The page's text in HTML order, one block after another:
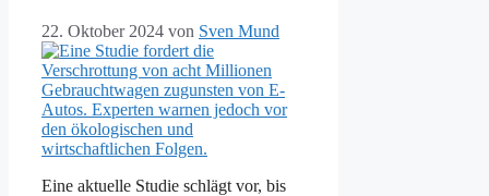
22. Oktober 2024 von Sven Mund
Eine aktuelle Studie schlägt vor, bis